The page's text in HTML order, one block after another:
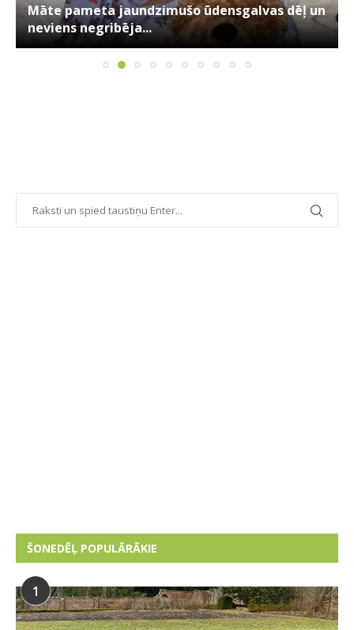
Māte pameta jaundzimušo ūdensgalvas dēļ un
neviens negribēja...
ŠONEDĒĻ POPULĀRĀKIE
1